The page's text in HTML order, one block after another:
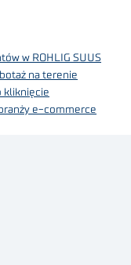
w ROHLIG SUUS
na terenie
kliknięcie
e-commerce